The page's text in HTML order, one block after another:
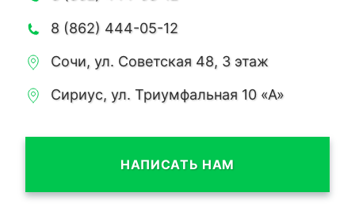
8 (862) 444-05-12
Сочи, ул. Советская 48, 3 этаж
Сириус, ул. Триумфальная 10 «А»
НАПИСАТЬ НАМ